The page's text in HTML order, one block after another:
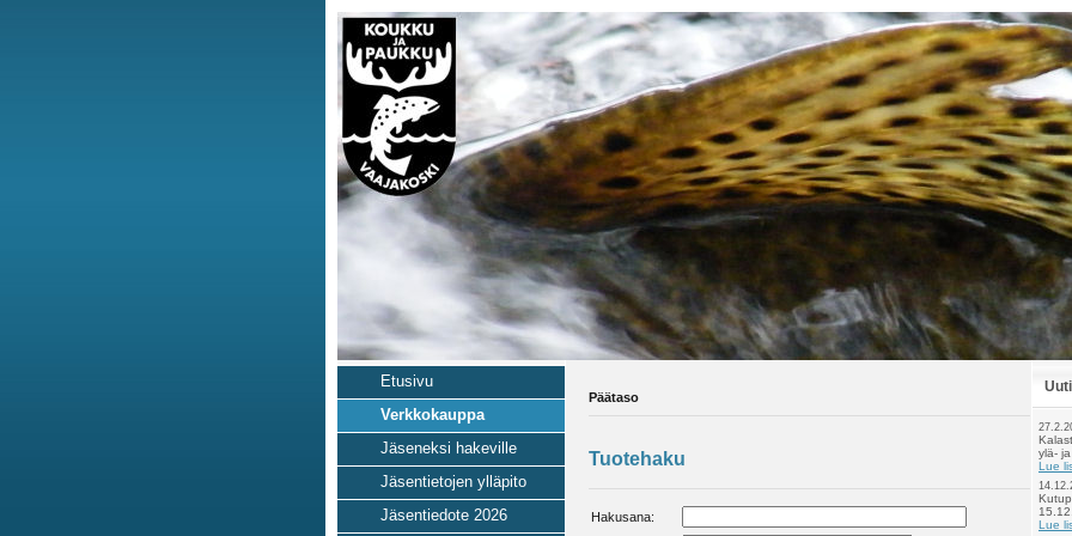
Etusivu
Verkkokauppa
Jäseneksi hakeville
Jäsentietojen ylläpito
Jäsentiedote 2026
ylä-
Lue
Lue
Päätaso
Tuotehaku
Hakusana: